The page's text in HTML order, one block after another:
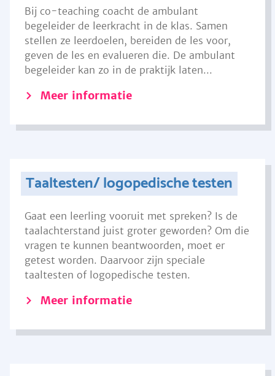
Bij co-teaching coacht de ambulant
begeleider de leerkracht in de klas. Samen
stellen ze leerdoelen, bereiden de les voor,
geven de les en evalueren die. De ambulant
begeleider kan zo in de praktijk laten...
Meer informatie
Taaltesten/ logopedische testen
Gaat een leerling vooruit met spreken? Is de
taalachterstand juist groter geworden? Om die
vragen te kunnen beantwoorden, moet er
getest worden. Daarvoor zijn speciale
taaltesten of logopedische testen.
Meer informatie